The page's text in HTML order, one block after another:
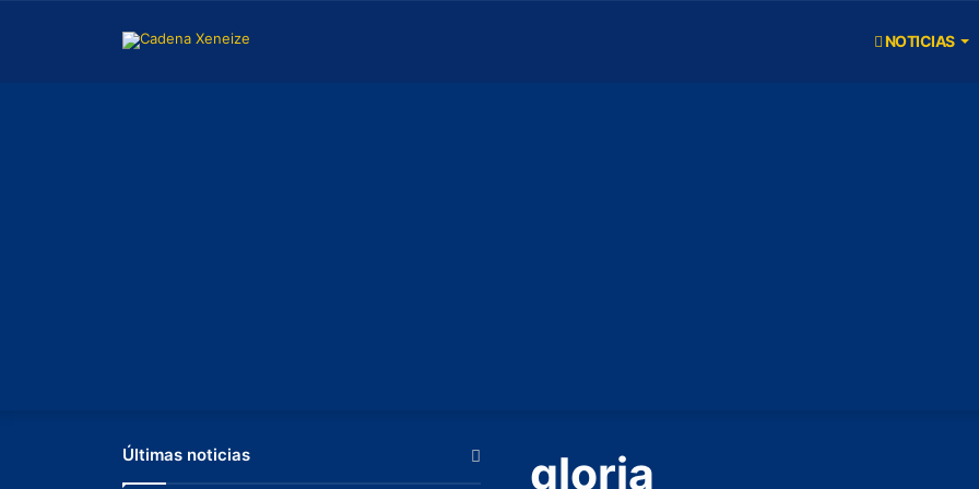
NOTICIAS
gloria
Últimas noticias